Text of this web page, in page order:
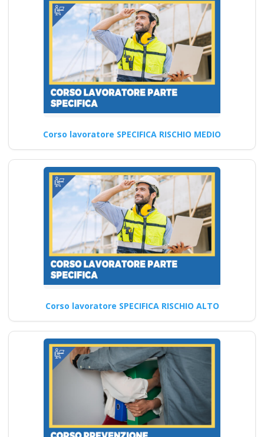
della formazione con
nuovo Accordo 2025
apri paprire un
centro di formazione
ente scuola
bilaterale
associazione
Corso per preposti: le
prossime sfide e le
opportunità di formazione
Documentazione…
Continua
Corso lavoratore SPECIFICA RISCHIO MEDIO
Corso lavoratore SPECIFICA RISCHIO ALTO